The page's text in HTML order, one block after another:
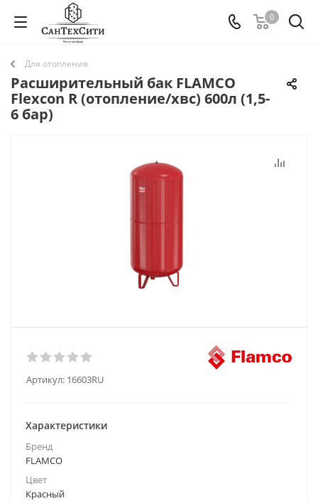
0
Для отопления
Расширительный бак FLAMCO
Flexcon R (отопление/хвс) 600л (1,5-
6 бар)
Артикул: 16603RU
Характеристики
Бренд
FLAMCO
Цвет
Красный